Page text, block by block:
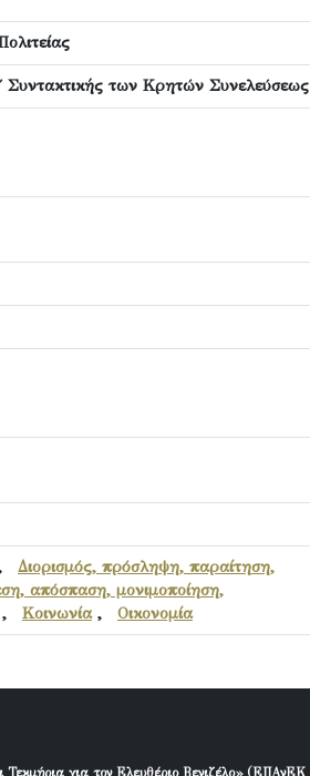
των Κρητών Συνελεύσεως
Διορισμός, πρόσληψη, παραίτηση,
απόσπαση, μονιμοποίηση,
Κοινωνία, Οικονομία
για τον Ελευθέριο Βενιζέλο» (ΕΠΑνΕΚ